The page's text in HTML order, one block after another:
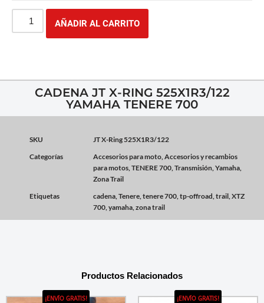
AÑADIR AL CARRITO
CADENA JT X-RING 525X1R3/122
YAMAHA TENERE 700
SKU
JT X-Ring 525X1R3/122
Categorías
Accesorios para moto,Accesorios y recambios
para motos,TENERE 700,Transmisión,Yamaha,
Zona Trail
Etiquetas
cadena,Tenere,tenere 700,tp-offroad,trail,XTZ
700,yamaha,zona trail
Productos Relacionados
¡ENVÍO GRATIS! ¡ENVÍO GRATIS!